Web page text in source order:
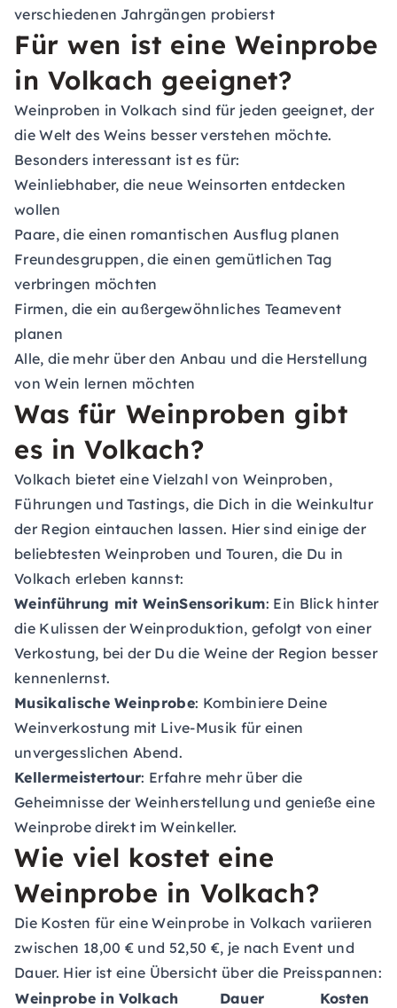
verschiedenen Jahrgängen probierst
Für wen ist eine Weinprobe
in Volkach geeignet?
Weinproben in Volkach sind für jeden geeignet, der
die Welt des Weins besser verstehen möchte.
Besonders interessant ist es für:
Weinliebhaber, die neue Weinsorten entdecken
wollen
Paare, die einen romantischen Ausflug planen
Freundesgruppen, die einen gemütlichen Tag
verbringen möchten
Firmen, die ein außergewöhnliches Teamevent
planen
Alle, die mehr über den Anbau und die Herstellung
von Wein lernen möchten
Was für Weinproben gibt
es in Volkach?
Volkach bietet eine Vielzahl von Weinproben,
Führungen und Tastings, die Dich in die Weinkultur
der Region eintauchen lassen. Hier sind einige der
beliebtesten Weinproben und Touren, die Du in
Volkach erleben kannst:
Weinführung mit WeinSensorikum: Ein Blick hinter
die Kulissen der Weinproduktion, gefolgt von einer
Verkostung, bei der Du die Weine der Region besser
kennenlernst.
Musikalische Weinprobe: Kombiniere Deine
Weinverkostung mit Live-Musik für einen
unvergesslichen Abend.
Kellermeistertour: Erfahre mehr über die
Geheimnisse der Weinherstellung und genieße eine
Weinprobe direkt im Weinkeller.
Wie viel kostet eine
Weinprobe in Volkach?
Die Kosten für eine Weinprobe in Volkach variieren
zwischen 18,00 € und 52,50 €, je nach Event und
Dauer. Hier ist eine Übersicht über die Preisspannen:
Weinprobe in Volkach
Dauer Kosten